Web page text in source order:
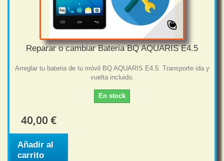
Reparar o cambiar Bateria BQ AQUARIS E4.5
Arreglar tu bateria de tu móvil BQ AQUARIS E4.5. Transporte ida y
vuelta incluido.
En stock
40,00 €
Añadir al
carrito